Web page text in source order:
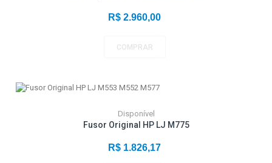
R$ 2.960,00
COMPRAR
Disponível
Fusor Original HP LJ M775
R$ 1.826,17